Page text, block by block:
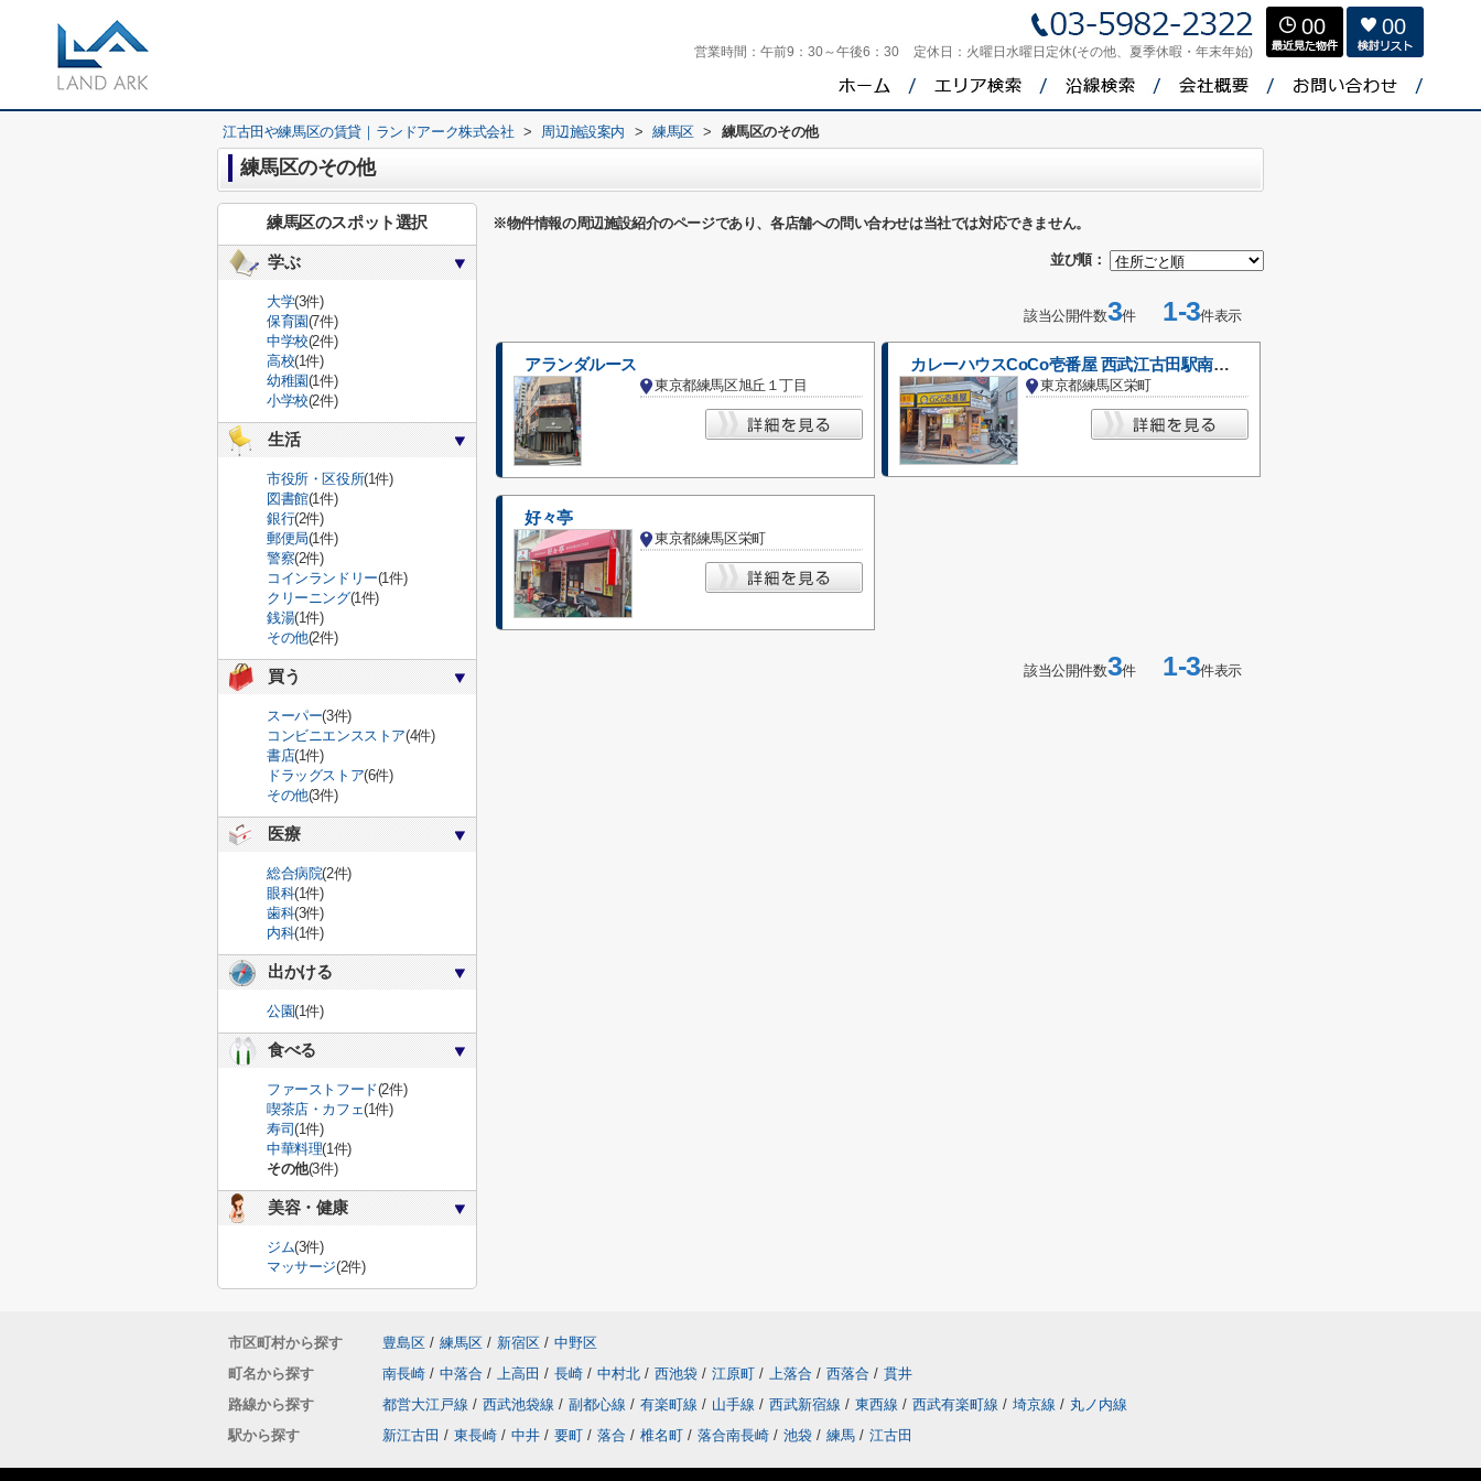
営業時間： 午前9：30～午後6：30 定休日： 火曜日水曜日定休(その他、夏季休暇・年末年始)
00 00
江古田や練馬区の賃貸｜ランドアーク株式会社 > 周辺施設案内 > 練馬区 > 練馬区のその他
練馬区のその他
※物件情報の周辺施設紹介のページであり、各店舗への問い合わせは当社では対応できません。
並び順：
該当公開件数3件1-3件表示
アランダルース
東京都練馬区旭丘１丁目
カレーハウスCoCo壱番屋 西武江古田駅南口店
東京都練馬区栄町
好々亭
東京都練馬区栄町
該当公開件数3件1-3件表示
練馬区のスポット選択
学ぶ
大学(3件)
保育園(7件)
中学校(2件)
高校(1件)
幼稚園(1件)
小学校(2件)
生活
市役所・区役所(1件)
図書館(1件)
銀行(2件)
郵便局(1件)
警察(2件)
コインランドリー(1件)
クリーニング(1件)
銭湯(1件)
その他(2件)
買う
スーパー(3件)
コンビニエンスストア(4件)
書店(1件)
ドラッグストア(6件)
その他(3件)
医療
総合病院(2件)
眼科(1件)
歯科(3件)
内科(1件)
出かける
公園(1件)
食べる
ファーストフード(2件)
喫茶店・カフェ(1件)
寿司(1件)
中華料理(1件)
その他(3件)
美容・健康
ジム(3件)
マッサージ(2件)
市区町村から探す 豊島区 / 練馬区 / 新宿区 / 中野区
町名から探す
南長崎 / 中落合 / 上高田 / 長崎 / 中村北 / 西池袋 / 江原町 / 上落合 / 西落合 / 貫井
路線から探す
都営大江戸線 / 西武池袋線 / 副都心線 / 有楽町線 / 山手線 / 西武新宿線 / 東西線 / 西武有楽町線 / 埼京線 / 丸ノ内線
駅から探す
新江古田 / 東長崎 / 中井 / 要町 / 落合 / 椎名町 / 落合南長崎 / 池袋 / 練馬 / 江古田